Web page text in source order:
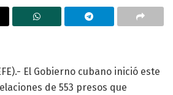
El Gobierno cubano inició este
de 553 presos que